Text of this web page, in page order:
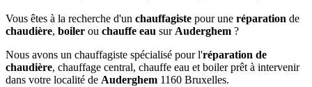
Vous êtes à la recherche d'un chauffagiste pour une réparation de
chaudière, boiler ou chauffe eau sur Auderghem ?
Nous avons un chauffagiste spécialisé pour l'réparation de
chaudière, chauffage central, chauffe eau et boiler prêt à intervenir
dans votre localité de Auderghem 1160 Bruxelles.